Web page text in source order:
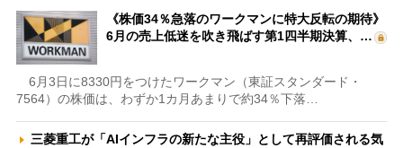
《株価34％急落のワークマンに特大反転の期待》
6月の売上低迷を吹き飛ばす第1四半期決算、…
6月3日に8330円をつけたワークマン（東証スタンダード・
7564）の株価は、わずか1カ月あまりで約34％下落…
三菱重工が「AIインフラの新たな主役」として再評価される気